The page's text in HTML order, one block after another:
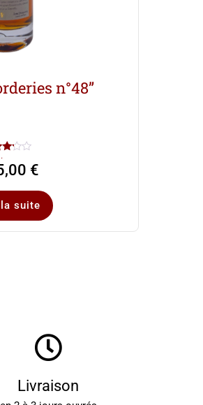
n°48”
5
€
suite
Livraison